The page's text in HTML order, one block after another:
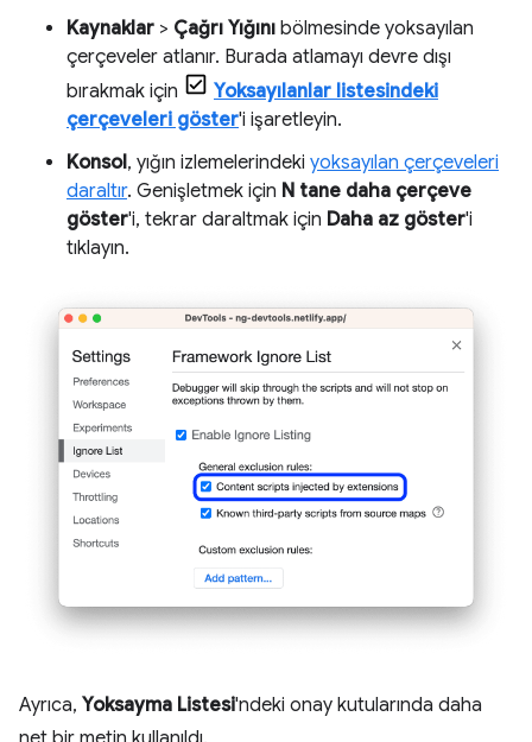
Kaynaklar > Çağrı Yığını bölmesinde yoksayılan
çerçeveler atlanır. Burada atlamayı devre dışı
bırakmak için
Yoksayılanlar listesindeki
çerçeveleri göster'i işaretleyin.
Konsol, yığın izlemelerindeki yoksayılan çerçeveleri
daraltır. Genişletmek için N tane daha çerçeve
göster'i, tekrar daraltmak için Daha az göster'i
tıklayın.
Ayrıca, Yoksayma Listesi'ndeki onay kutularında daha